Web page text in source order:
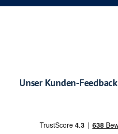
Unser Kunden-Feedback